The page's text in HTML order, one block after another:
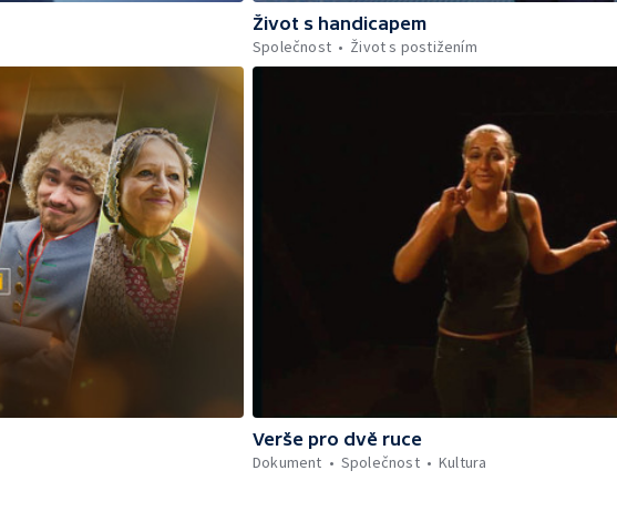
Život s handicapem
Společnost
Život s postižením
Verše pro dvě ruce
Dokument
Společnost Kultura